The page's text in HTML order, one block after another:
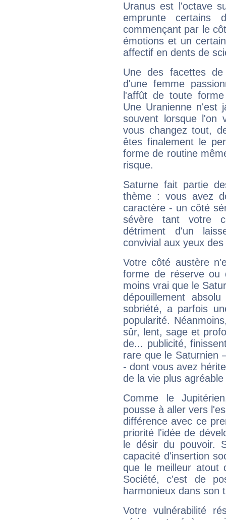
Uranus est l'octave
emprunte
commençant par le
émotions et un
affectif en dents de
Une des facettes
d'une femme
l'affût de toute
Une Uranienne n'est
souvent lorsque l'on
vous changez tout,
êtes finalement le
forme de routine
risque.
Saturne fait partie
thème : vous avez
caractère - un côté
sévère tant votre
détriment d'un
convivial aux yeux
Votre côté austère
forme de réserve
moins vrai que le
dépouillement
sobriété, a parfois
popularité.
sûr, lent, sage et
de... publicité,
rare que le Saturnien
- dont vous avez
de la vie plus
Comme le
pousse à aller vers
différence avec ce
priorité l'idée de
le désir du pouvoir.
capacité d'insertion
que le meilleur atout
Société, c'est de
harmonieux dans son
Votre vulnérabilité